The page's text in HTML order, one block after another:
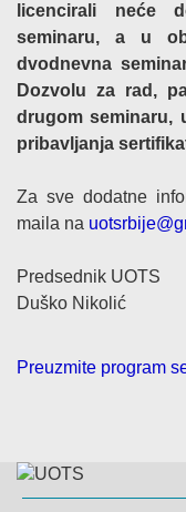
licencirali neće
seminaru, a u
dvodnevna
Dozvolu za rad,
drugom seminaru,
pribavljanja
Za sve dodatne
maila na
Predsednik UOTS
Duško Nikolić
Preuzmite program